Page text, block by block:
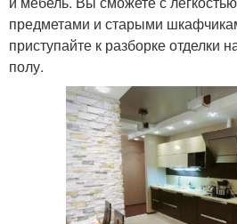
предметами и старыми
приступайте к разборке отделки
полу.